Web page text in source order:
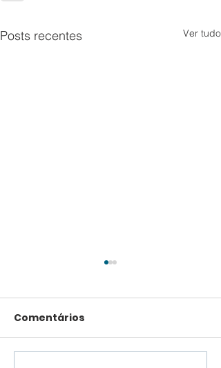
Posts recentes Ver tudo
Comentários